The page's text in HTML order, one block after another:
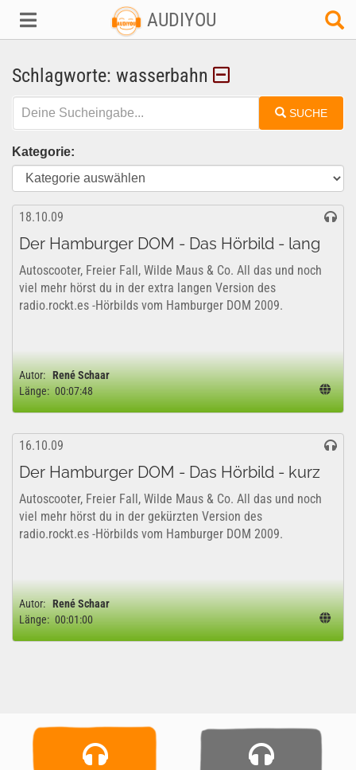
AUDIYOU
Schlagworte: wasserbahn
SUCHE
Kategorie:
18.10.09
Der Hamburger DOM - Das Hörbild - lang
Autoscooter, Freier Fall, Wilde Maus & Co. All das und noch
viel mehr hörst du in der extra langen Version des
radio.rockt.es -Hörbilds vom Hamburger DOM 2009.
Autor: René Schaar
Länge: 00:07:48
16.10.09
Der Hamburger DOM - Das Hörbild - kurz
Autoscooter, Freier Fall, Wilde Maus & Co. All das und noch
viel mehr hörst du in der gekürzten Version des
radio.rockt.es -Hörbilds vom Hamburger DOM 2009.
Autor: René Schaar
Länge: 00:01:00